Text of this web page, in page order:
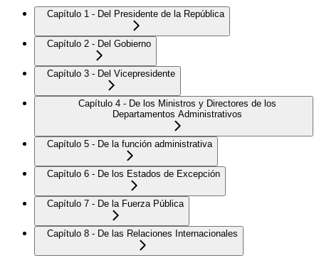
Capítulo 1 - Del Presidente de la República
Capítulo 2 - Del Gobierno
Capítulo 3 - Del Vicepresidente
Capítulo 4 - De los Ministros y Directores de los
Departamentos Administrativos
Capítulo 5 - De la función administrativa
Capítulo 6 - De los Estados de Excepción
Capítulo 7 - De la Fuerza Pública
Capítulo 8 - De las Relaciones Internacionales